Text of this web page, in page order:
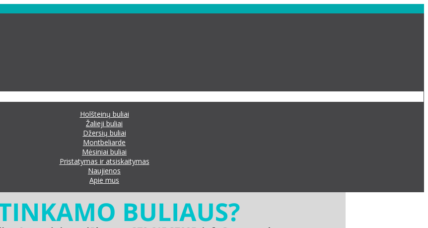
Holšteinų buliai
Žalieji buliai
Džersių buliai
Montbeliarde
Mėsiniai buliai
Pristatymas ir atsiskaitymas
Naujienos
Apie mus